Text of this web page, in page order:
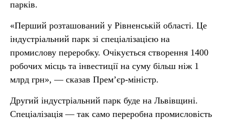
парків.
«Перший розташований у Рівненській області. Це
індустріальний парк зі спеціалізацією на
промислову переробку. Очікується створення 1400
робочих місць та інвестиції на суму більш ніж 1
млрд грн», — сказав Прем’єр-міністр.
Другий індустріальний парк буде на Львівщині.
Спеціалізація — так само переробна промисловість